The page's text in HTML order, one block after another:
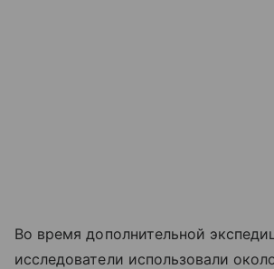
Во время дополнительной
исследователи использовали